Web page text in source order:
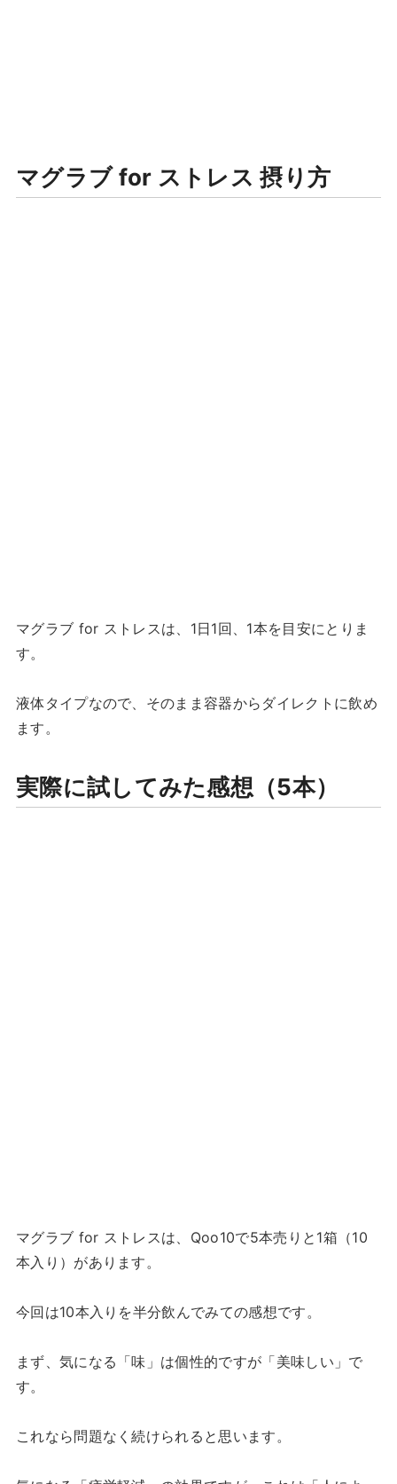
マグラブ for ストレス 摂り方
マグラブ for ストレスは、1日1回、1本を目安にとりま
す。
液体タイプなので、そのまま容器からダイレクトに飲め
ます。
実際に試してみた感想（5本）
マグラブ for ストレスは、Qoo10で5本売りと1箱（10
本入り）があります。
今回は10本入りを半分飲んでみての感想です。
まず、気になる「味」は個性的ですが「美味しい」で
す。
これなら問題なく続けられると思います。